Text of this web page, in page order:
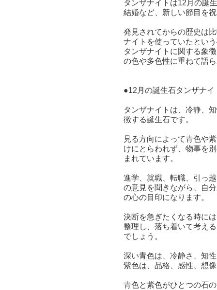
タンザナイトは12月の誕
結婚など、新しい節目を
発見されてからの歴史は
ナイトを使っていたとい
タンザナイトに関する象
の色や多色性に重ねて語
●12月の誕生石タンザナイ
タンザナイトは、冷静、
徴する誕生石です。
見る方向によって青色や
けにとらわれず、物事を
まれています。
進学、就職、転職、引っ
の意見を聞きながら、自
の心の目印になります。
決断を急ぎたくなる時に
整理し、落ち着いて考え
でしょう。
深い青色は、冷静さ、知
紫色は、品格、感性、想
青色と紫色がひとつの石